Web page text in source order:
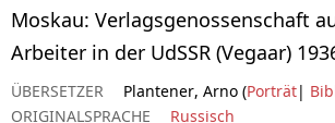
Moskau: Verlagsgenossenschaft
Arbeiter in der UdSSR (Vegaar)
ÜBERSETZER Plantener, Arno (Porträt|
ORIGINALSPRACHE
Russisch